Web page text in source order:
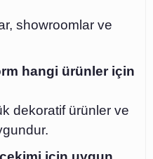
showroomlar ve
hangi ürünler için
dekoratif ürünler ve